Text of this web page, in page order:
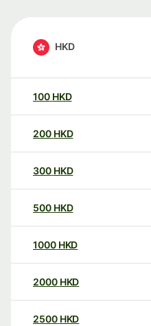
HKD
100 HKD
200 HKD
300 HKD
500 HKD
1000 HKD
2000 HKD
2500 HKD